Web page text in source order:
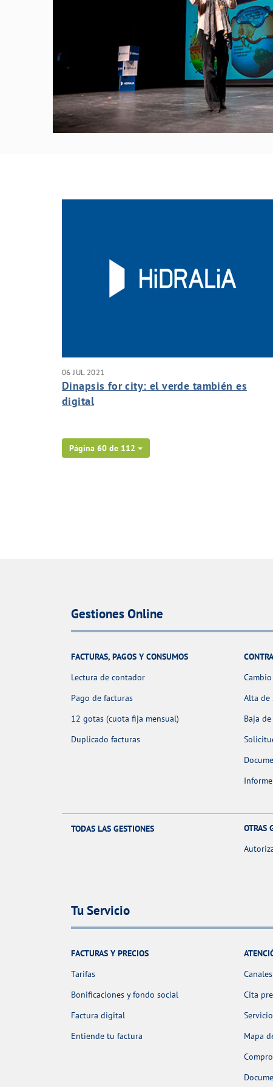
06 JUL 2021
Dinapsis for city: el verde también es
digital
Página 60 de 112
Gestiones Online
FACTURAS, PAGOS Y CONSUMOS
Lectura de contador
Pago de facturas
12 gotas (cuota fija mensual)
Duplicado facturas
Alta de
Baja
TODAS LAS GESTIONES
OTRAS
Tu Servicio
FACTURAS Y PRECIOS
Tarifas
Bonificaciones y fondo social
Factura digital
Entiende tu factura
Cita
Mapa